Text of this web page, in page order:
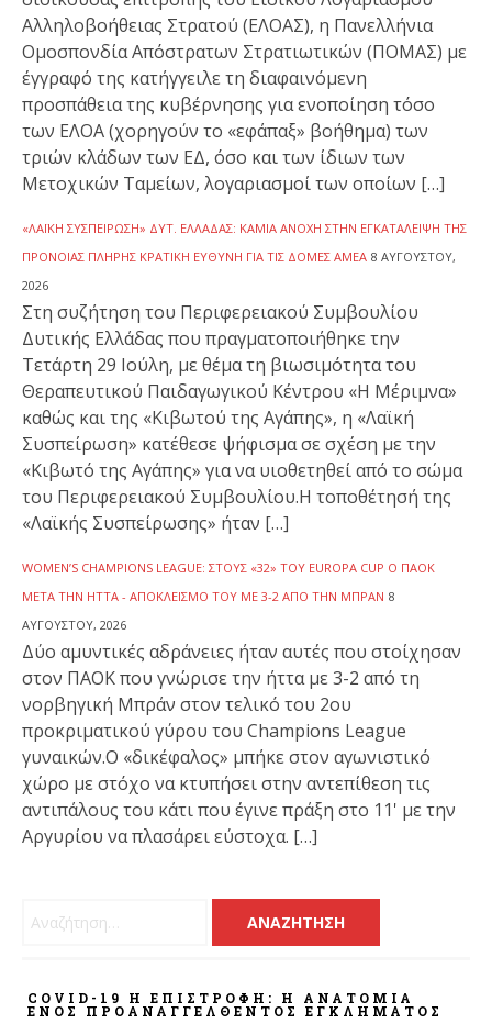
Αλληλοβοήθειας Στρατού (ΕΛΟΑΣ), η Πανελλήνια
Ομοσπονδία Απόστρατων Στρατιωτικών (ΠΟΜΑΣ) με
έγγραφό της κατήγγειλε τη διαφαινόμενη
προσπάθεια της κυβέρνησης για ενοποίηση τόσο
των ΕΛΟΑ (χορηγούν το «εφάπαξ» βοήθημα) των
τριών κλάδων των ΕΔ, όσο και των ίδιων των
Μετοχικών Ταμείων, λογαριασμοί των οποίων […]
«ΛΑΪΚΉ ΣΥΣΠΕΊΡΩΣΗ» ΔΥΤ. ΕΛΛΆΔΑΣ: ΚΑΜΊΑ ΑΝΟΧΉ ΣΤΗΝ ΕΓΚΑΤΆΛΕΙΨΗ ΤΗΣ
ΠΡΌΝΟΙΑΣ ΠΛΉΡΗΣ ΚΡΑΤΙΚΉ ΕΥΘΎΝΗ ΓΙΑ ΤΙΣ ΔΟΜΈΣ ΑΜΕΑ 8 ΑΥΓΟΎΣΤΟΥ,
2026
Στη συζήτηση του Περιφερειακού Συμβουλίου
Δυτικής Ελλάδας που πραγματοποιήθηκε την
Τετάρτη 29 Ιούλη, με θέμα τη βιωσιμότητα του
Θεραπευτικού Παιδαγωγικού Κέντρου «Η Μέριμνα»
καθώς και της «Κιβωτού της Αγάπης», η «Λαϊκή
Συσπείρωση» κατέθεσε ψήφισμα σε σχέση με την
«Κιβωτό της Αγάπης» για να υιοθετηθεί από το σώμα
του Περιφερειακού Συμβουλίου.Η τοποθέτησή της
«Λαϊκής Συσπείρωσης» ήταν […]
WOMEN’S CHAMPIONS LEAGUE: ΣΤΟΥΣ «32» ΤΟΥ EUROPA CUP Ο ΠΑΟΚ
ΜΕΤΆ ΤΗΝ ΉΤΤΑ - ΑΠΟΚΛΕΙΣΜΌ ΤΟΥ ΜΕ 3-2 ΑΠΌ ΤΗΝ ΜΠΡΑΝ 8
ΑΥΓΟΎΣΤΟΥ, 2026
Δύο αμυντικές αδράνειες ήταν αυτές που στοίχησαν
στον ΠΑΟΚ που γνώρισε την ήττα με 3-2 από τη
νορβηγική Μπράν στον τελικό του 2ου
προκριματικού γύρου του Champions League
γυναικών.Ο «δικέφαλος» μπήκε στον αγωνιστικό
χώρο με στόχο να κτυπήσει στην αντεπίθεση τις
αντιπάλους του κάτι που έγινε πράξη στο 11' με την
Αργυρίου να πλασάρει εύστοχα. […]
Αναζήτηση για:
COVID-19 Η ΕΠΙΣΤΡΟΦΗ: Η ΑΝΑΤΟΜΊΑ
ΕΝΌΣ ΠΡΟΑΝΑΓΓΕΛΘΈΝΤΟΣ ΕΓΚΛΉΜΑΤΟΣ